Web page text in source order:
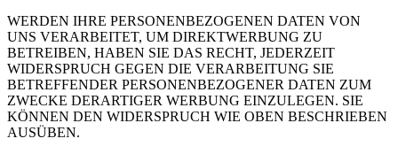
WERDEN IHRE PERSONENBEZOGENEN DATEN VON
UNS VERARBEITET, UM DIREKTWERBUNG ZU
BETREIBEN, HABEN SIE DAS RECHT, JEDERZEIT
WIDERSPRUCH GEGEN DIE VERARBEITUNG SIE
BETREFFENDER PERSONENBEZOGENER DATEN ZUM
ZWECKE DERARTIGER WERBUNG EINZULEGEN. SIE
KÖNNEN DEN WIDERSPRUCH WIE OBEN BESCHRIEBEN
AUSÜBEN.